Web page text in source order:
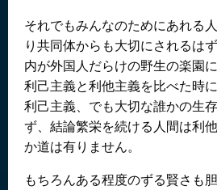
それでもみんなのためにあれる
り共同体からも大切にされるは
内が外国人だらけの野生の楽園
利己主義と利他主義を比べた時
利己主義、でも大切な誰かの生
ず、結論繁栄を続ける人間は利
か道は有りません。
もちろんある程度のずる賢さも